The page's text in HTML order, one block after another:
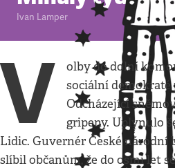
Ivan Lamper
V
olby do dolní
sociální demokraté
Odcházející
gripeny. Uplynulo
Lidic. Guvernér České národní
slíbil občanům, že do osmi let